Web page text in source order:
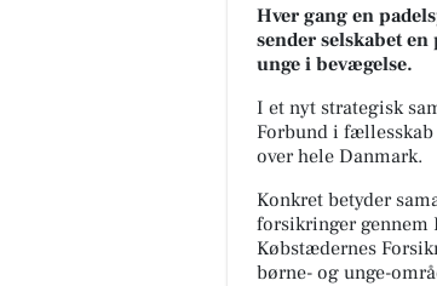
Hver gang en
sender selskabet
unge i bevægelse.
I et nyt strategisk
Forbund i
over hele Danmark.
Konkret betyder
forsikringer gennem
Købstædernes
børne- og unge-